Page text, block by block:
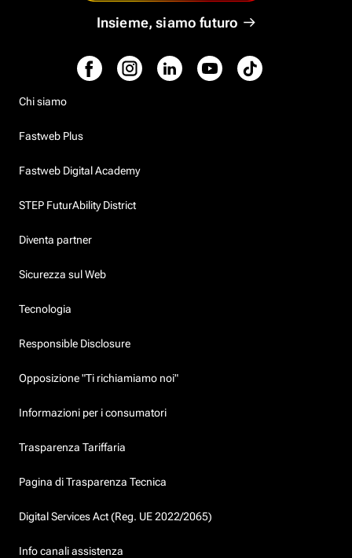
Insieme, siamo futuro
Chi siamo
Fastweb Plus
Fastweb Digital Academy
STEP FuturAbility District
Diventa partner
Sicurezza sul Web
Tecnologia
Responsible Disclosure
Opposizione "Ti richiamiamo noi"
Informazioni per i consumatori
Trasparenza Tariffaria
Pagina di Trasparenza Tecnica
Digital Services Act (Reg. UE 2022/2065)
Info canali assistenza